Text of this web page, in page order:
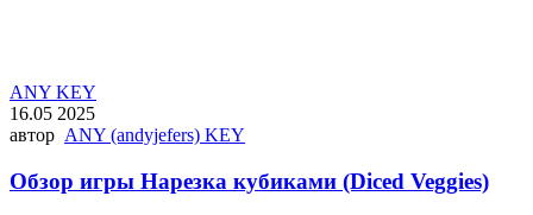
ANY KEY
16.05 2025
автор ANY (andyjefers) KEY
Обзор игры Нарезка кубиками (Diced Veggies)